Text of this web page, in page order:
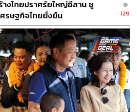
ลำภู
เหตุการณ์กราดยิง
35
างไทยปราศรัยใหญ่อีสาน ชู
รษฐกิจไทยยั่งยืน
129